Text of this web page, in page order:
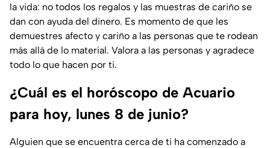
la vida: no todos los regalos y las muestras de cariño se
dan con ayuda del dinero. Es momento de que les
demuestres afecto y cariño a las personas que te rodean
más allá de lo material. Valora a las personas y agradece
todo lo que hacen por ti.
¿Cuál es el horóscopo de Acuario
para hoy, lunes 8 de junio?
Alguien que se encuentra cerca de ti ha comenzado a